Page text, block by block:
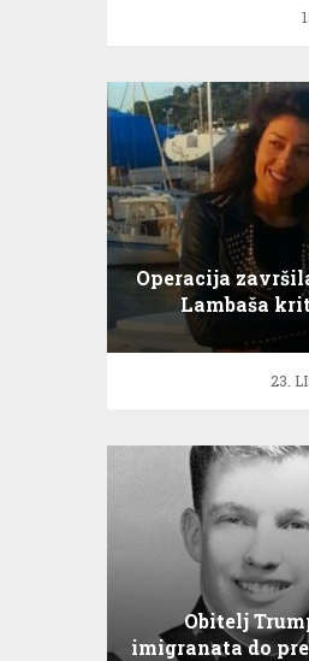
Operacija
Lambaša
23.
Obitelj
imigranata do